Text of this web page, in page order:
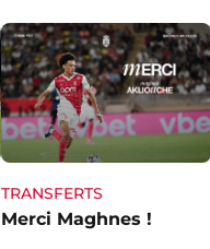
TRANSFERTS
Merci Maghnes !